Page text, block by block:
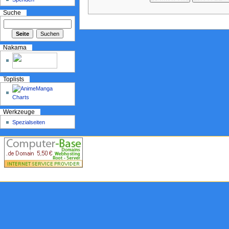
Suche
Nakama
Toplists
Werkzeuge
Spezialseiten